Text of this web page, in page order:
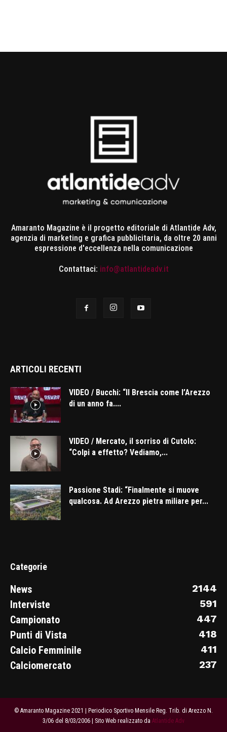
Amaranto Magazine è il progetto editoriale di Atlantide Adv,
agenzia di marketing e grafica pubblicitaria, da oltre 20 anni
espressione d'eccellenza nella comunicazione
Contattaci: info@atlantideadv.it
ARTICOLI RECENTI
VIDEO / Bucchi: “Il Brescia come l’Arezzo
di un anno fa....
VIDEO / Mercato, il sorriso di Cutolo:
“Colpi a effetto? Vediamo,...
Passione Stadi: “Finalmente si muove
qualcosa. Ad Arezzo pietra miliare per...
Categorie
News
2144
Interviste
591
Campionato
447
Punti di Vista
418
Calcio Femminile
411
Calciomercato
237
© Amaranto Magazine 2021 | Periodico Sportivo Mensile Reg. Trib. di Arezzo N.
3/06 del 8/03/2006 | Sito Web realizzato da Atlantide Adv